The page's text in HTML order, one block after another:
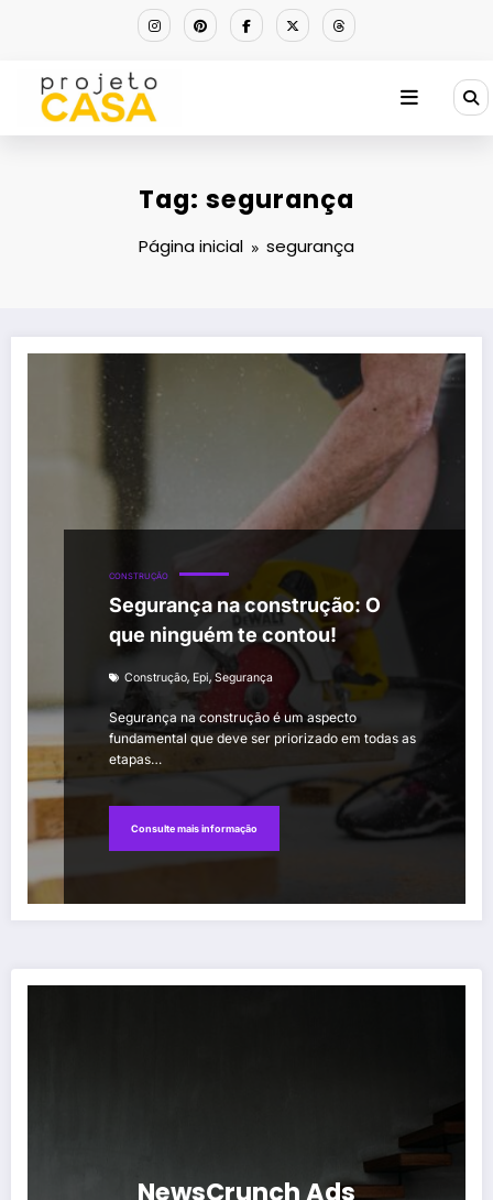
Tag: segurança
Página inicial segurança
CONSTRUÇÃO
Segurança na construção: O
que ninguém te contou!
Construção, Epi,Segurança
Segurança na construção é um aspecto
fundamental que deve ser priorizado em todas as
etapas…
Consulte mais informação
NewsCrunch Ads